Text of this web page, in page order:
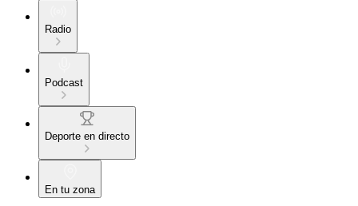
Radio
Podcast
Deporte en directo
En tu zona